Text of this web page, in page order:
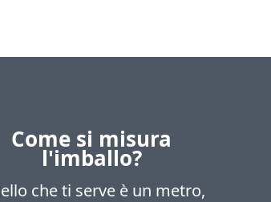
Come si misura
l'imballo?
che ti serve è un metro,